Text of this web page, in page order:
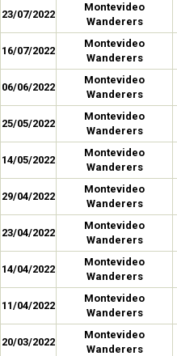
23/07/2022
Montevideo
Wanderers
16/07/2022
Montevideo
Wanderers
06/06/2022
Montevideo
Wanderers
25/05/2022
Montevideo
Wanderers
14/05/2022
Montevideo
Wanderers
29/04/2022
Montevideo
Wanderers
23/04/2022
Montevideo
Wanderers
14/04/2022
Montevideo
Wanderers
11/04/2022
Montevideo
Wanderers
20/03/2022
Montevideo
Wanderers